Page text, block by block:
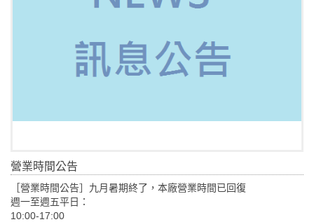
營業時間公告
［營業時間公告］九月暑期終了，本廠營業時間已回復
週一至週五平日：
10:00-17:00